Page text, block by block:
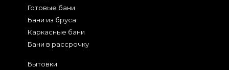
Готовые бани
Бани из бруса
Каркасные бани
Бани в рассрочку
Бытовки